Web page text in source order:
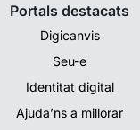
Portals destacats
Digicanvis
Seu-e
Identitat digital
Ajuda’ns a millorar